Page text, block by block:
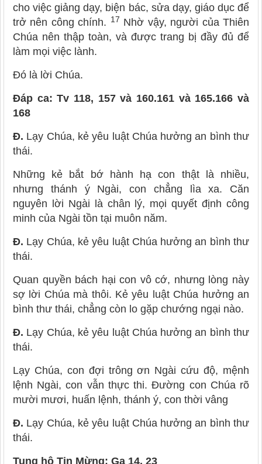
cho việc giảng dạy, biện bác, sửa dạy, giáo dục để
trở nên công chính. 17 Nhờ vậy, người của Thiên
Chúa nên thập toàn, và được trang bị đầy đủ để
làm mọi việc lành.
Ðó là lời Chúa.
Ðáp ca: Tv 118, 157 và 160.161 và 165.166 và
168
Đ. Lạy Chúa, kẻ yêu luật Chúa hưởng an bình thư
thái.
Những kẻ bắt bớ hành hạ con thật là nhiều,
nhưng thánh ý Ngài, con chẳng lìa xa. Căn
nguyên lời Ngài là chân lý, mọi quyết định công
minh của Ngài tồn tại muôn năm.
Đ. Lạy Chúa, kẻ yêu luật Chúa hưởng an bình thư
thái.
Quan quyền bách hại con vô cớ, nhưng lòng này
sợ lời Chúa mà thôi. Kẻ yêu luật Chúa hưởng an
bình thư thái, chẳng còn lo gặp chướng ngại nào.
Đ. Lạy Chúa, kẻ yêu luật Chúa hưởng an bình thư
thái.
Lạy Chúa, con đợi trông ơn Ngài cứu độ, mệnh
lệnh Ngài, con vẫn thực thi. Đường con Chúa rõ
mười mươi, huấn lệnh, thánh ý, con thời vâng
Đ. Lạy Chúa, kẻ yêu luật Chúa hưởng an bình thư
thái.
Tung hô Tin Mừng: Ga 14, 23